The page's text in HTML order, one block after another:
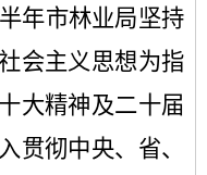
年市林业局坚持
会主义思想为指
大精神及二十届
贯彻中央、省、